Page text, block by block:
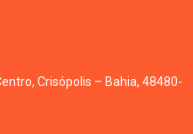
Crisópolis – Bahia, 48480-